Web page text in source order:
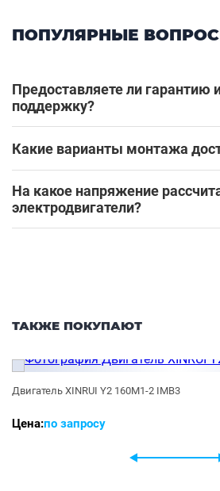
ПОПУЛЯРНЫЕ
Предоставляете ли гарантию
поддержку?
Какие варианты монтажа
На какое напряжение
электродвигатели?
ТАКЖЕ ПОКУПАЮТ
Двигатель XINRUI Y2 160M1-2 IMB3
Цена:по запросу